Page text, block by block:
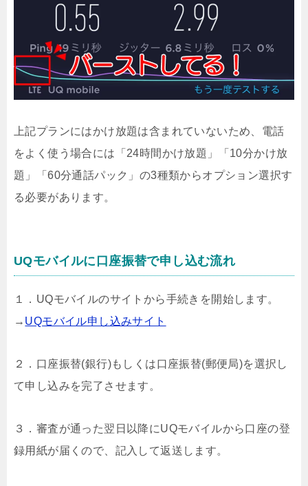
上記プランにはかけ放題は含まれていないため、電話
をよく使う場合には「24時間かけ放題」「10分かけ放
題」「60分通話パック」の3種類からオプション選択す
る必要があります。
UQモバイルに口座振替で申し込む流れ
１．UQモバイルのサイトから手続きを開始します。
→ UQモバイル申し込みサイト
２．口座振替(銀行)もしくは口座振替(郵便局)を選択し
て申し込みを完了させます。
３．審査が通った翌日以降にUQモバイルから口座の登
録用紙が届くので、記入して返送します。